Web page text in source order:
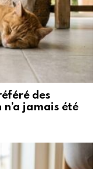
des
n’a jamais été